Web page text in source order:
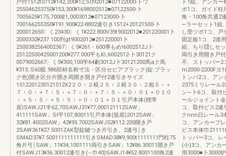
戸付1512t0712¥142,200¥12,S092012■07122000-トワ
255046253750¥153,300¥1698002512■07122500-卜
7005625¥175,700竣1,0003012■07123000-卜
700166255350¥191.900¥22‐8802連引き1512+20121500‐卜
200012650〉く23430〉く1¥222.800V39t9002012■201220001卜
2000332¥237.100判gt9002012■251220001卜
2500382564002367〉く5¥261・600導もめ!6002512J卜
25122500425001200¥277.000平もЮ,6002512-卜30121ク
0079002667〉く5¥300,100学64劇3012J卜30121200馬aク馬
¥31S.S60親.986部材名称寸法・区分セビアブラック(錠:ブラッ
ク色)開き区分片開き両開き開き戸付2連引きサイズ
1512201230121512X2２０︲２糀２５︲２糀３０︲２粗５︲＋
７︲０︲＋７︲５︲＋７︲０︲＋７︲５︲＋０︲０１＋０１０
︲＋５︲５︲＋５︲５︲＋０︲０１＋０１引戸本体(標準
扉)SAWJ21半62,70SAWJ31¥77,000121112SAW」
411111SAW」Sl平107,80011引戸本体(規扉)2012SAW」
32¥81.4002SAW」42¥95.7002SAWJ52¥112.200開き戸
2SAW361¥27.5001ZAK型錠鍵つき片引き。2連弓￨き
SMAD37¥7.5001111111111引きSMAD38¥9,900t1111111門柱75
角片弓￨SAW」11¥34,1001111両引きSAW」12¥86.30011開き戸
付SAWJ13¥36.30012連引き(∼巾40)SAWJ14¥52.8001100角2連
ト1組、アンカ
ボ1コ、ガイド柱
角・100角共通2
―ラーセット1組
し受ツボ1コ、
固定板1コ、2達
組、ちり隠しセ
両引き用開き戸
不、ストッバー2
m2000-2200Fヨ
トンパ2コ、ア
2375ミリレール
ン―卜6コ、取付
ールジョイント
コ、取付ビス2
クnnn日レール3
コ、アンカープ
ビス本体巾
トッパー3コ、
(小)3コ、アンカ
用3000■卜3000